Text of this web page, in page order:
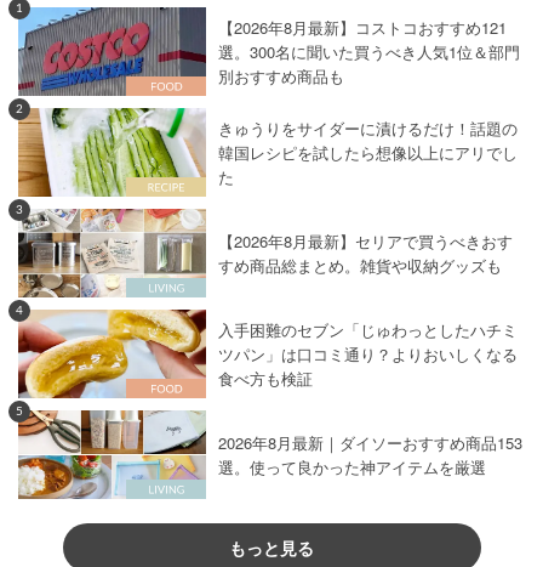
1
【2026年8月最新】コストコおすすめ121
選。300名に聞いた買うべき人気1位＆部門
別おすすめ商品も
2
きゅうりをサイダーに漬けるだけ！話題の
韓国レシピを試したら想像以上にアリでし
た
3
【2026年8月最新】セリアで買うべきおす
すめ商品総まとめ。雑貨や収納グッズも
4
入手困難のセブン「じゅわっとしたハチミ
ツパン」は口コミ通り？よりおいしくなる
食べ方も検証
5
2026年8月最新｜ダイソーおすすめ商品153
選。使って良かった神アイテムを厳選
もっと見る